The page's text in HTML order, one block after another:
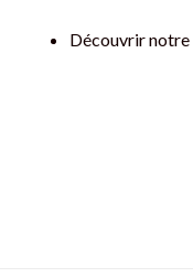
Découvrir notre